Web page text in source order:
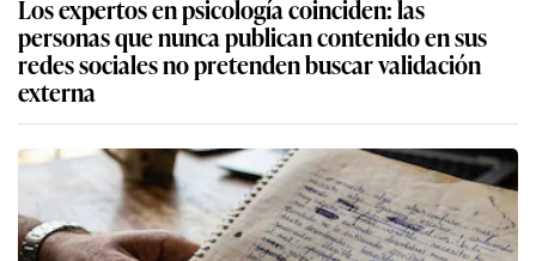
Los expertos en psicología coinciden: las
personas que nunca publican contenido en sus
redes sociales no pretenden buscar validación
externa